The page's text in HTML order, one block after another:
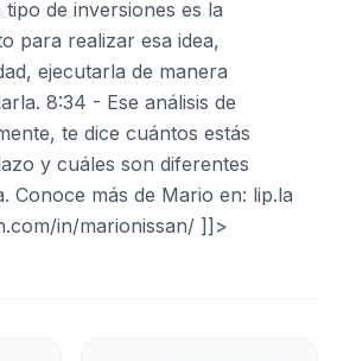
de inversiones es la
para realizar esa idea,
ejecutarla de manera
8:34 - Ese análisis de
te dice cuántos estás
y cuáles son diferentes
Conoce más de Mario en: lip.la
in/marionissan/ ]]>